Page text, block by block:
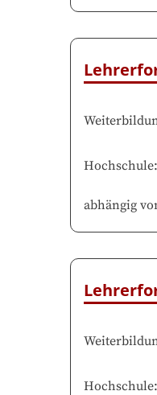
Hochschule:
abhängig
Hochschule: